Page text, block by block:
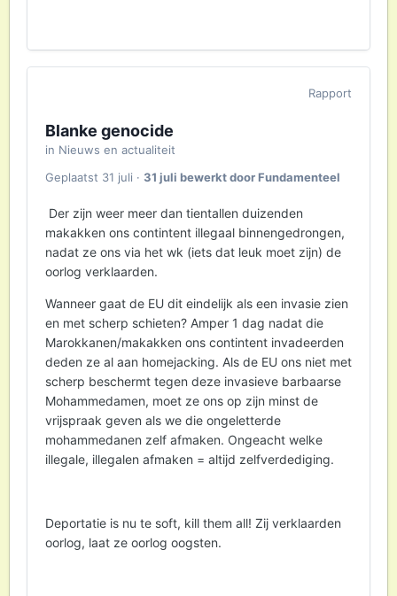
Rapport
Blanke genocide
in Nieuws en actualiteit
Geplaatst 31 juli · 31 juli bewerkt door Fundamenteel
Der zijn weer meer dan tientallen duizenden
makakken ons contintent illegaal binnengedrongen,
nadat ze ons via het wk (iets dat leuk moet zijn) de
oorlog verklaarden.
Wanneer gaat de EU dit eindelijk als een invasie zien
en met scherp schieten? Amper 1 dag nadat die
Marokkanen/makakken ons contintent invadeerden
deden ze al aan homejacking. Als de EU ons niet met
scherp beschermt tegen deze invasieve barbaarse
Mohammedamen, moet ze ons op zijn minst de
vrijspraak geven als we die ongeletterde
mohammedanen zelf afmaken. Ongeacht welke
illegale, illegalen afmaken = altijd zelfverdediging.
Deportatie is nu te soft, kill them all! Zij verklaarden
oorlog, laat ze oorlog oogsten.